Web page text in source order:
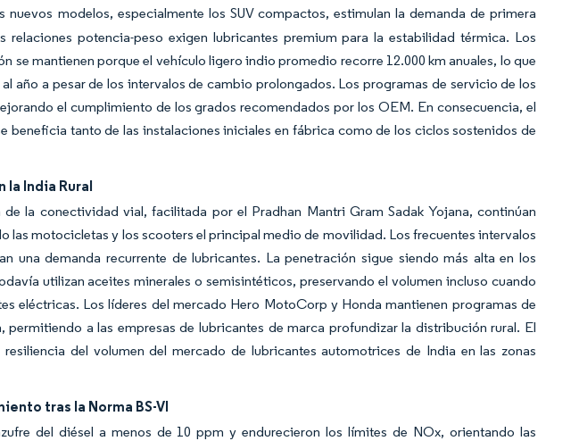
nuevos modelos, especialmente los SUV compactos, estimulan la demanda de primera
relaciones potencia-peso exigen lubricantes premium para la estabilidad térmica. Los
se mantienen porque el vehículo ligero indio promedio recorre 12.000 km anuales, lo que
año a pesar de los intervalos de cambio prolongados. Los programas de servicio de los
el cumplimiento de los grados recomendados por los OEM. En consecuencia, el
beneficia tanto de las instalaciones iniciales en fábrica como de los ciclos sostenidos de
India Rural
la conectividad vial, facilitada por el Pradhan Mantri Gram Sadak Yojana, continúan
las motocicletas y los scooters el principal medio de movilidad. Los frecuentes intervalos
una demanda recurrente de lubricantes. La penetración sigue siendo más alta en los
utilizan aceites minerales o semisintéticos, preservando el volumen incluso cuando
eléctricas. Los líderes del mercado Hero MotoCorp y Honda mantienen programas de
permitiendo a las empresas de lubricantes de marca profundizar la distribución rural. El
del volumen del mercado de lubricantes automotrices de India en las zonas
tras la Norma BS-VI
del diésel a menos de 10 ppm y endurecieron los límites de NOx, orientando las